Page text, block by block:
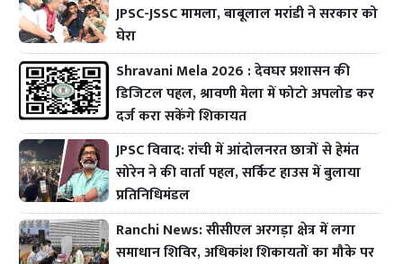
JPSC-JSSC मामला, बाबूलाल मरांडी ने सरकार को
घेरा
Shravani Mela 2026 : देवघर प्रशासन की
डिजिटल पहल, श्रावणी मेला में फोटो अपलोड कर
दर्ज करा सकेंगे शिकायत
JPSC विवाद: रांची में आंदोलनरत छात्रों से हेमंत
सोरेन ने की वार्ता पहल, सर्किट हाउस में बुलाया
प्रतिनिधिमंडल
Ranchi News: सीसीएल अरगड़ा क्षेत्र में लगा
समाधान शिविर, अधिकांश शिकायतों का मौके पर